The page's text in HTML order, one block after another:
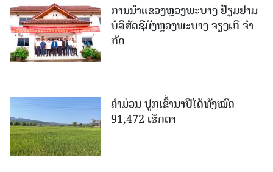
ການນຳແຂວງຫຼວງພະບາງ ຢ້ຽມ​ຢາມ
ບໍ​ລິ​ສັດຊີມັງຫຼວງພະບາງ ຈຽງເກີ ຈໍາ
ກັດ
ຄໍາມ່ວນ ປູກເຂົ້ານາປີໄດ້ທັງໝົດ
91,472 ເຮັກຕາ